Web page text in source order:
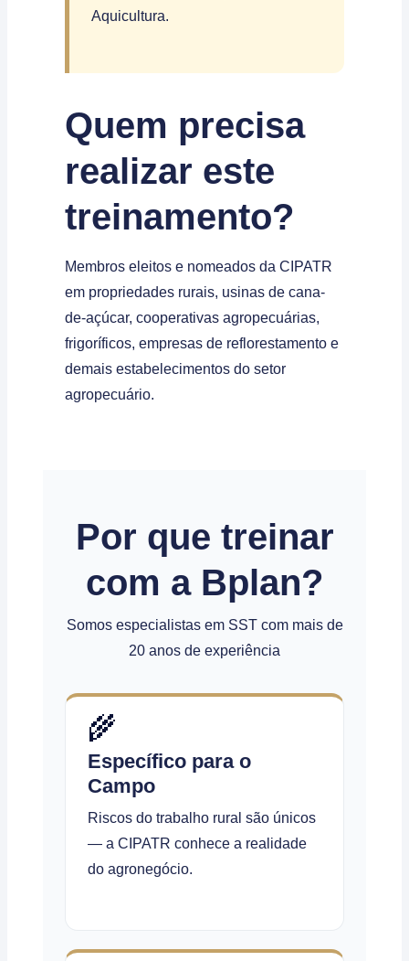
Aquicultura.
Quem precisa
realizar este
treinamento?
Membros eleitos e nomeados da CIPATR
em propriedades rurais, usinas de cana-
de-açúcar, cooperativas agropecuárias,
frigoríficos, empresas de reflorestamento e
demais estabelecimentos do setor
agropecuário.
Por que treinar
com a Bplan?
Somos especialistas em SST com mais de
20 anos de experiência
🌾
Específico para o
Campo
Riscos do trabalho rural são únicos
— a CIPATR conhece a realidade
do agronegócio.